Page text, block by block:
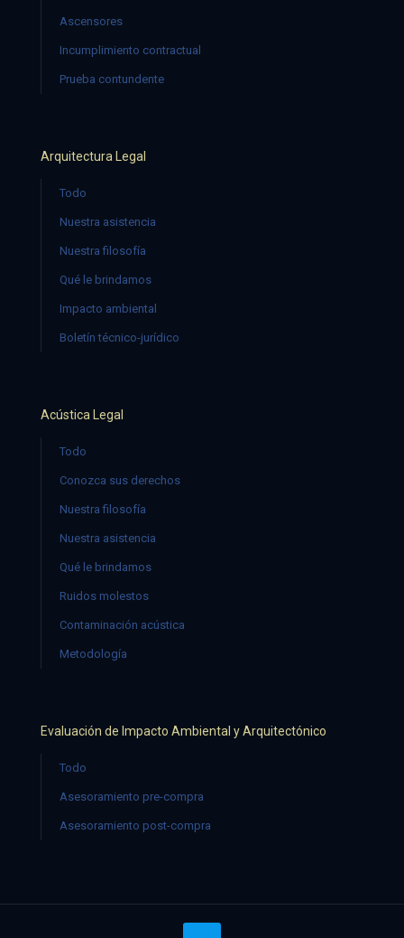
Ascensores
Incumplimiento contractual
Prueba contundente
Arquitectura Legal
Todo
Nuestra asistencia
Nuestra filosofía
Qué le brindamos
Impacto ambiental
Boletín técnico-jurídico
Acústica Legal
Todo
Conozca sus derechos
Nuestra filosofía
Nuestra asistencia
Qué le brindamos
Ruidos molestos
Contaminación acústica
Metodología
Evaluación de Impacto Ambiental y Arquitectónico
Todo
Asesoramiento pre-compra
Asesoramiento post-compra